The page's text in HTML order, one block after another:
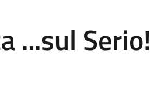
...sul Serio!